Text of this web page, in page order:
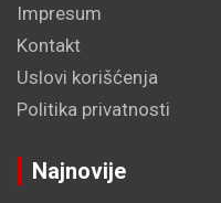
Impresum
Kontakt
Uslovi korišćenja
Politika privatnosti
Najnovije